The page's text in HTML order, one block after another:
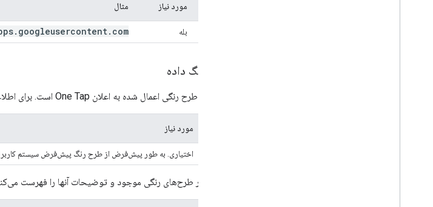
مورد نیاز مثال
بله . googleusercontent. com"
طرح رنگ داده
این فیلد، طرح رنگی اعمال شده به اعلان One Tap است. برای اطلاعات بیشتر به جدول زیر مراجعه کنید:
مورد نیاز
اختیاری. به طور پیش‌فرض از طرح رنگ پیش‌فرض سیستم کاربر
جدول زیر طرح‌های رنگی موجود و توضیحات آنها را فهرست